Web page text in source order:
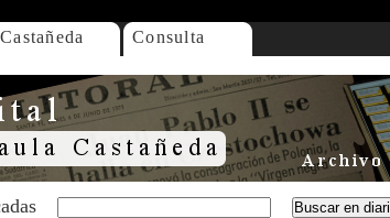
Castañeda Consulta